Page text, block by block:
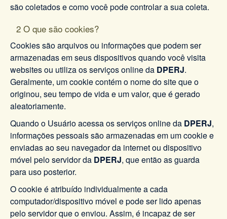
são coletados e como você pode controlar a sua coleta.
2 O que são cookies?
Cookies são arquivos ou informações que podem ser
armazenadas em seus dispositivos quando você visita
websites ou utiliza os serviços online da DPERJ.
Geralmente, um cookie contém o nome do site que o
originou, seu tempo de vida e um valor, que é gerado
aleatoriamente.
Quando o Usuário acessa os serviços online da DPERJ,
informações pessoais são armazenadas em um cookie e
enviadas ao seu navegador da internet ou dispositivo
móvel pelo servidor da DPERJ, que então as guarda
para uso posterior.
O cookie é atribuído individualmente a cada
computador/dispositivo móvel e pode ser lido apenas
pelo servidor que o enviou. Assim, é incapaz de ser